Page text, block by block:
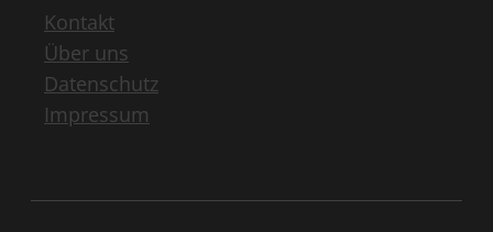
Kontakt
Über uns
Datenschutz
Impressum